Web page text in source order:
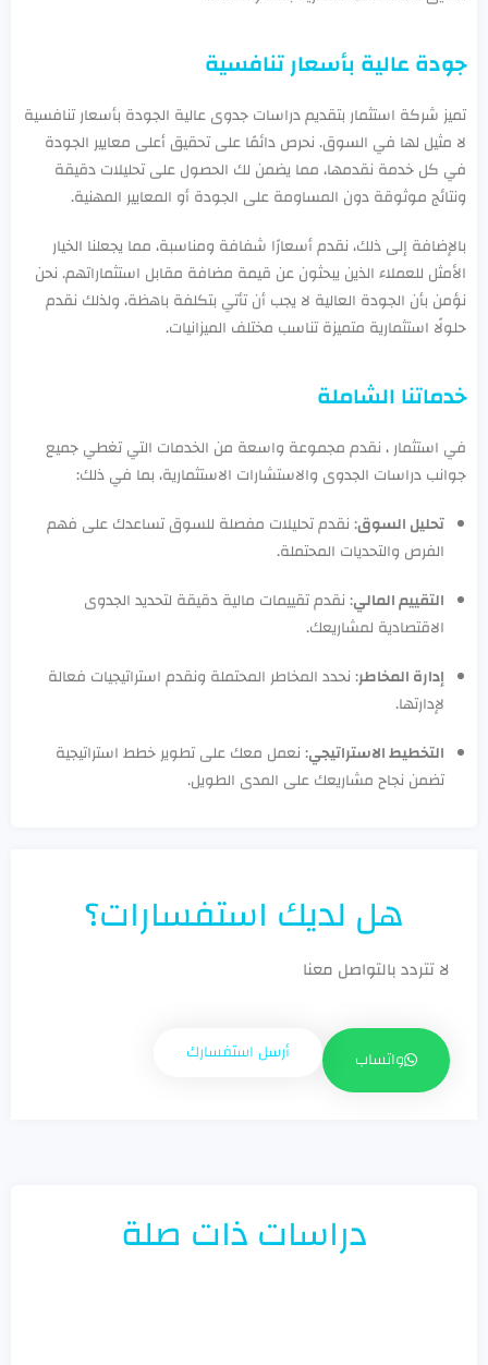
جودة عالية بأسعار تنافسية
تميز شركة استثمار بتقديم دراسات جدوى عالية الجودة بأسعار تنافسية
لا مثيل لها في السوق. نحرص دائمًا على تحقيق أعلى معايير الجودة
في كل خدمة نقدمها، مما يضمن لك الحصول على تحليلات دقيقة
ونتائج موثوقة دون المساومة على الجودة أو المعايير المهنية.
بالإضافة إلى ذلك، نقدم أسعارًا شفافة ومناسبة، مما يجعلنا الخيار
الأمثل للعملاء الذين يبحثون عن قيمة مضافة مقابل استثماراتهم. نحن
نؤمن بأن الجودة العالية لا يجب أن تأتي بتكلفة باهظة، ولذلك نقدم
حلولًا استثمارية متميزة تناسب مختلف الميزانيات.
خدماتنا الشاملة
في استثمار ، نقدم مجموعة واسعة من الخدمات التي تغطي جميع
جوانب دراسات الجدوى والاستشارات الاستثمارية، بما في ذلك:
تحليل السوق: نقدم تحليلات مفصلة للسوق تساعدك على فهم
الفرص والتحديات المحتملة.
التقييم المالي: نقدم تقييمات مالية دقيقة لتحديد الجدوى
الاقتصادية لمشاريعك.
إدارة المخاطر: نحدد المخاطر المحتملة ونقدم استراتيجيات فعالة
لإدارتها.
التخطيط الاستراتيجي: نعمل معك على تطوير خطط استراتيجية
تضمن نجاح مشاريعك على المدى الطويل.
هل لديك استفسارات؟
لا تتردد بالتواصل معنا
واتساب أرسل استفسارك
دراسات ذات صلة